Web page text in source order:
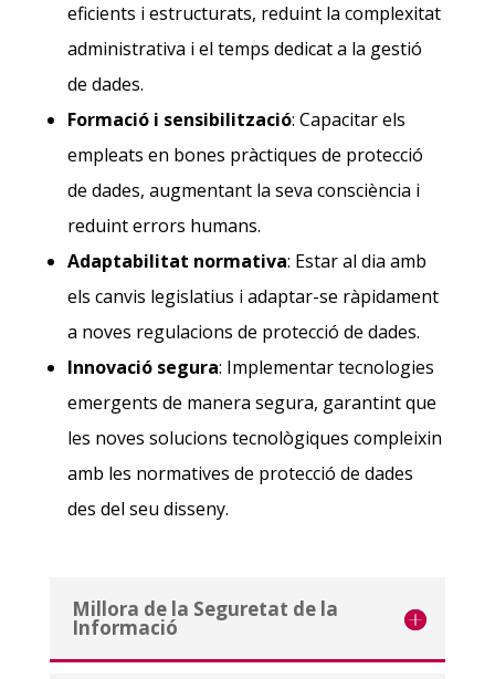
eficients i estructurats, reduint la complexitat
administrativa i el temps dedicat a la gestió
de dades.
Formació i sensibilització: Capacitar els
empleats en bones pràctiques de protecció
de dades, augmentant la seva consciència i
reduint errors humans.
Adaptabilitat normativa: Estar al dia amb
els canvis legislatius i adaptar-se ràpidament
a noves regulacions de protecció de dades.
Innovació segura: Implementar tecnologies
emergents de manera segura, garantint que
les noves solucions tecnològiques compleixin
amb les normatives de protecció de dades
des del seu disseny.
Millora de la Seguretat de la
Informació